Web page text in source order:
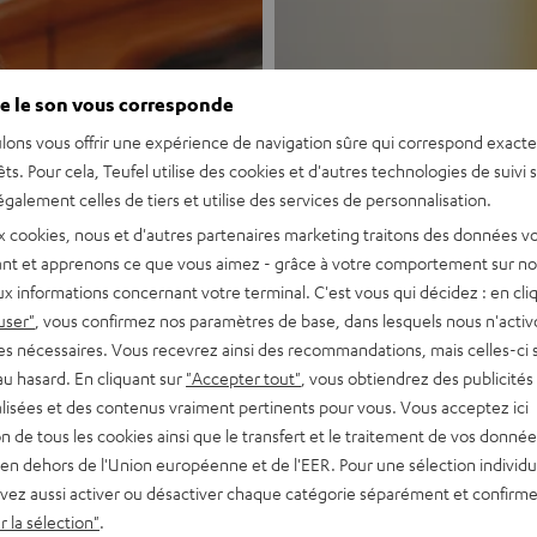
MOTIV®
Enceinte
Découvrir
Nouveau
le son vous corresponde
vous offrir une expérience de navigation sûre qui correspond
Pour cela, Teufel utilise des cookies et d'autres technologies de suivi
celles de tiers et utilise des services de personnalisation.
cookies, nous et d'autres partenaires marketing traitons des données
et apprenons ce que vous aimez - grâce à votre comportement sur
informations concernant votre terminal. C'est vous qui décidez : en
, vous confirmez nos paramètres de base, dans lesquels nous
nécessaires. Vous recevrez ainsi des recommandations, mais celles-ci
hasard. En cliquant sur "Accepter tout" , vous obtiendrez des publicités
et des contenus vraiment pertinents pour vous. Vous acceptez ici
de tous les cookies ainsi que le transfert et le traitement de vos
dehors de l'Union européenne et de l'EER. Pour une sélection
aussi activer ou désactiver chaque catégorie séparément et
la sélection"